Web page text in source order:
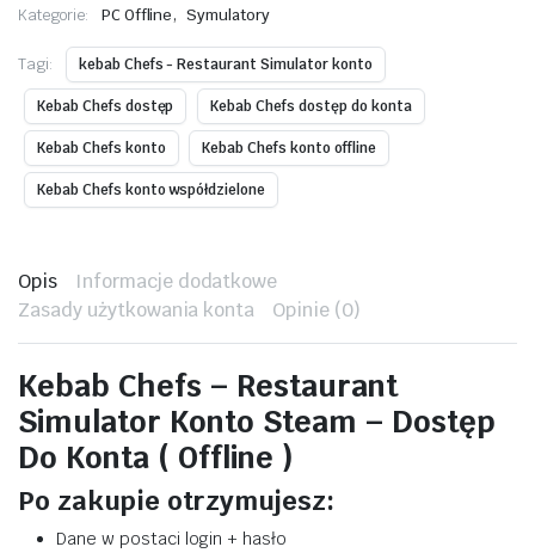
Kategorie: PC Offline, Symulatory
Tagi: kebab Chefs - Restaurant Simulator konto
Kebab Chefs dostęp Kebab Chefs dostęp do konta
Kebab Chefs konto Kebab Chefs konto offline
Kebab Chefs konto współdzielone
Opis
Informacje dodatkowe
Zasady użytkowania konta
Opinie (0)
Kebab Chefs – Restaurant
Simulator Konto Steam – Dostęp
Do Konta ( Offline )
Po zakupie otrzymujesz:
Dane w postaci login + hasło